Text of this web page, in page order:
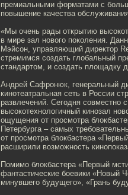
премиальными форматами с
повышение качества
«Мы очень рады открытию
в мире зал нового поколения.
Мэйсон, управляющий директор
стремимся создать глобальный
стандартом, и создать площадку
Андрей Сафронюк, генеральный
кинотеатральная сеть в России
развлечений. Сегодня
высокотехнологичный кинозал
ощущения от просмотра
Петербурга – самых
от просмотра блокбастера
расширили возможность
Помимо блокбастера «Первый
фантастические боевики «Новый
минувшего будущего», «Грань